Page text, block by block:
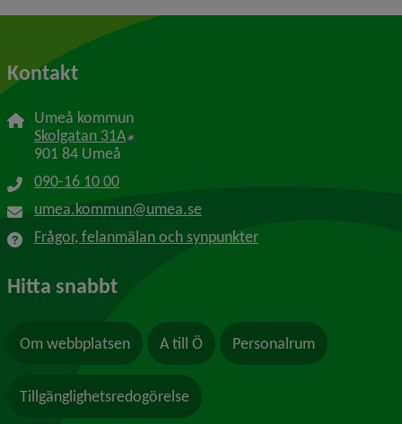
Kontakt
Umeå kommun
Skolgatan 31A Länk till annan webbplats, öppnas i nytt
901 84 Umeå
090-16 10 00
umea.kommun@umea.se
Frågor, felanmälan och synpunkter
Hitta snabbt
Om webbplatsen A till Ö Personalrum
Tillgänglighetsredogörelse